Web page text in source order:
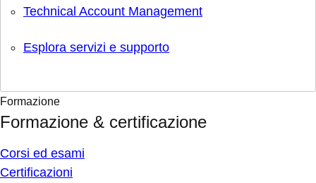
Technical Account Management
Esplora servizi e supporto
Formazione
Formazione & certificazione
Corsi ed esami
Certificazioni